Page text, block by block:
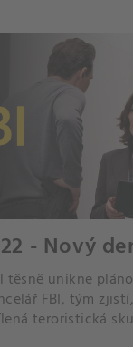
- Nový
těsně unikne
FBI, tým
teroristická